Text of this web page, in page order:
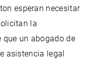
esperan necesitar
la
un abogado de
asistencia legal